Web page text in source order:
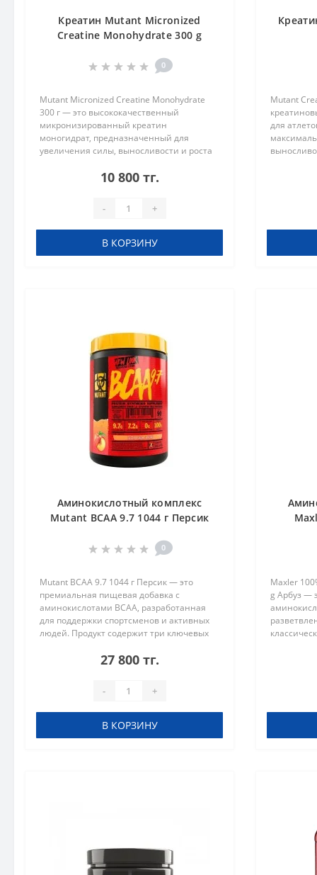
Креатин Mutant Micronized
Creatine Monohydrate 300 g
0
Mutant Micronized Creatine Monohydrate
300 г — это высококачественный
микронизированный креатин
моногидрат, предназначенный для
увеличения силы, выносливости и роста
форма креатина обеспечивает лучшее
10 800 тг.
- +
В КОРЗИНУ
Mutant
для
смесь из
Аминокислотный комплекс
Mutant BCAA 9.7 1044 г Персик
0
Mutant BCAA 9.7 1044 г Персик — это
премиальная пищевая добавка с
аминокислотами BCAA, разработанная
для поддержки спортсменов и активных
людей. Продукт содержит три ключевых
валин, в оптимальном соотношении для
27 800 тг.
- +
В КОРЗИНУ
Maxler
g Арбуз —
продукт